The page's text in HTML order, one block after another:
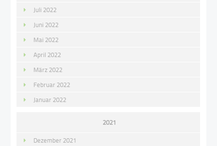
Juli 2022
Juni 2022
Mai 2022
April 2022
März 2022
Februar 2022
Januar 2022
2021
Dezember 2021